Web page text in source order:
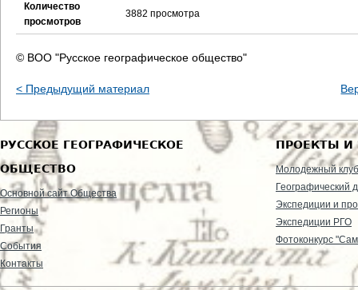
Количество
просмотров
3882 просмотра
© ВОО "Русское географическое общество"
< Предыдущий материал
РУССКОЕ ГЕОГРАФИЧЕСКОЕ
ОБЩЕСТВО
Основной сайт Общества
Регионы
Гранты
События
Контакты
ПРОЕКТЫ И
Молодежный клуб
Географический
Экспедиции и
Экспедиции РГО
Фотоконкурс